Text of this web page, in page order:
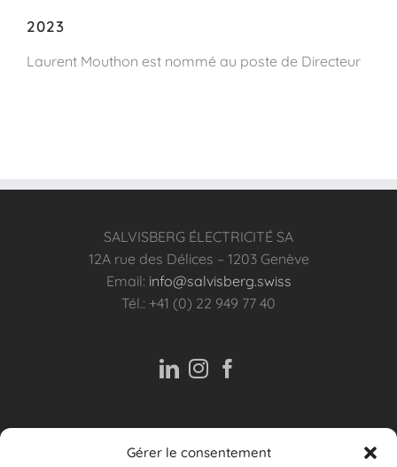
Gérer le consentement
2023
Laurent Mouthon est nommé au poste de Directeur
SALVISBERG ÉLECTRICITÉ SA
12A rue des Délices – 1203 Genève
Email: info@salvisberg.swiss
Tél.: +41 (0) 22 949 77 40
ASSISTANCE